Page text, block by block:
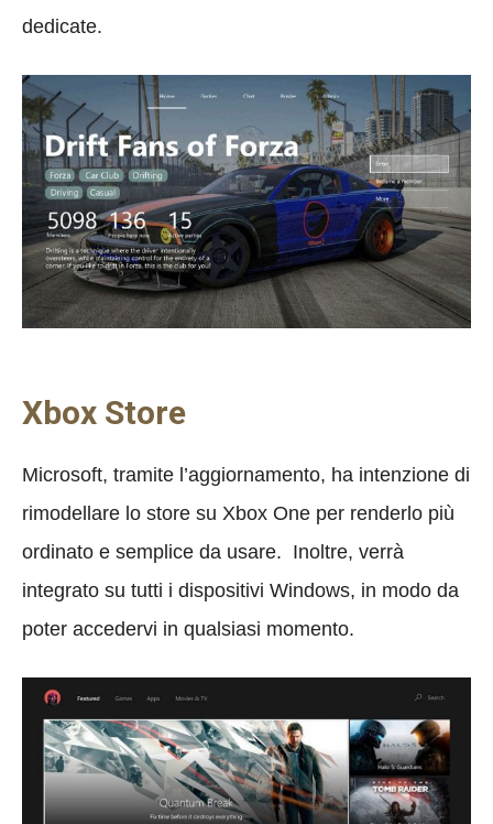
dedicate.
Xbox Store
Microsoft, tramite l’aggiornamento, ha intenzione di
rimodellare lo store su Xbox One per renderlo più
ordinato e semplice da usare. Inoltre, verrà
integrato su tutti i dispositivi Windows, in modo da
poter accedervi in qualsiasi momento.